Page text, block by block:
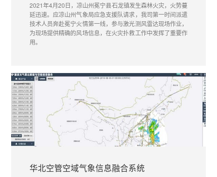
2021年4月20日，凉山州冕宁县石龙镇发生森林火灾，火势蔓
延迅速。应凉山州气象局应急支援队请求，我司第一时间派遣
技术人员奔赴冕宁火情第一线，参与激光测风雷达现场作业，
为现场提供精确的风场信息，在火灾扑救工作中发挥了重要作
用。
华北空管空域气象信息融合系统